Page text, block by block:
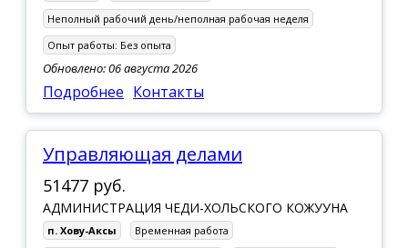
с. Бай-Хаак
с. Кунгуртуг
с. Кызыл-Мажалык
с. Мугур-Аксы
с. Самагалтай
с. Сарыг-Сеп
с. Суг-Аксы
с. Тоора-Хем
Неполный рабочий день/неполная рабочая неделя
Опыт работы: Без опыта
Обновлено: 06 августа 2026
Подробнее Контакты
Управляющая делами
51477 руб.
АДМИНИСТРАЦИЯ ЧЕДИ-ХОЛЬСКОГО КОЖУУНА
п. Хову-Аксы
Временная работа